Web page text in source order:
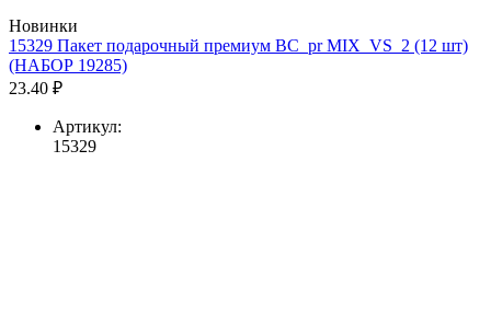
Новинки
15329 Пакет подарочный премиум BC_pr MIX_VS_2 (12 шт)
(НАБОР 19285)
23.40 ₽
Артикул:
15329